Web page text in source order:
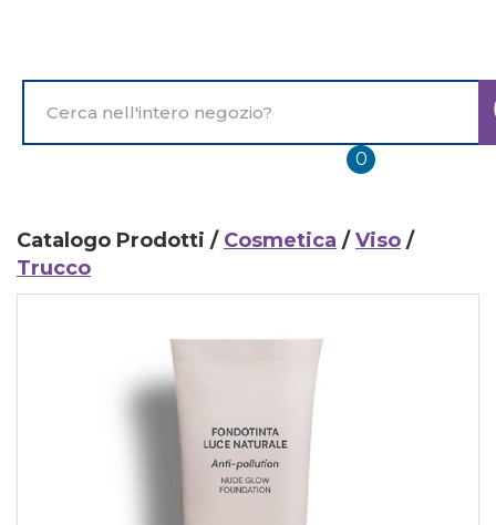
principale
Prodotto
0prodotti
inseriti
Catalogo Prodotti / Cosmetica /Viso /
Trucco